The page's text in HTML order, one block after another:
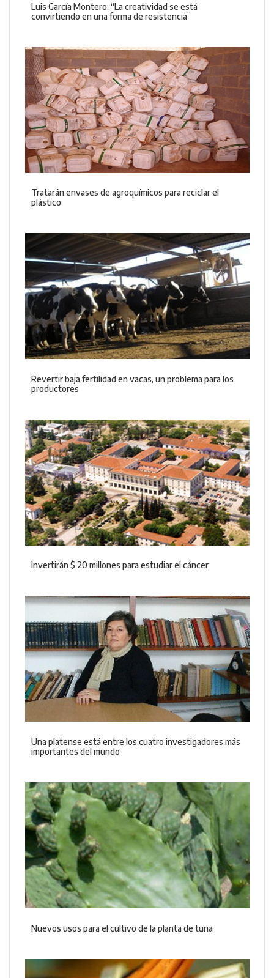
Luis García Montero: “La creatividad se está
convirtiendo en una forma de resistencia”
Tratarán envases de agroquímicos para reciclar el
plástico
Revertir baja fertilidad en vacas, un problema para los
productores
Invertirán $ 20 millones para estudiar el cáncer
Una platense está entre los cuatro investigadores más
importantes del mundo
Nuevos usos para el cultivo de la planta de tuna